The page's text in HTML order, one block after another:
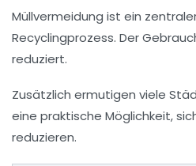
Müllvermeidung ist ein
Recyclingprozess. Der
reduziert.
Zusätzlich ermutigen viele
eine praktische Möglichkeit,
reduzieren.